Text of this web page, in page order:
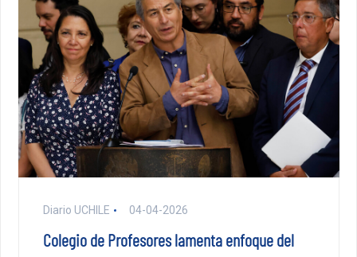
Diario UCHILE 04-04-2026
Colegio de Profesores lamenta enfoque del